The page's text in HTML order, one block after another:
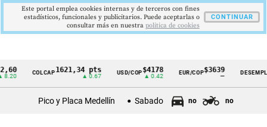
Cintillo
COLCAP1621,34 pts USD/COP$4178
▲ 0.42
EUR/COP$3639
—
DESEMPLEO9,9
▼
Pico y Placa Medellín Sabado no no
Este portal emplea cookies internas y de terceros con fines
estadísticos, funcionales y publicitarios. Puede aceptarlas o
consultar más en nuestra politica de cookies
CONTINUAR